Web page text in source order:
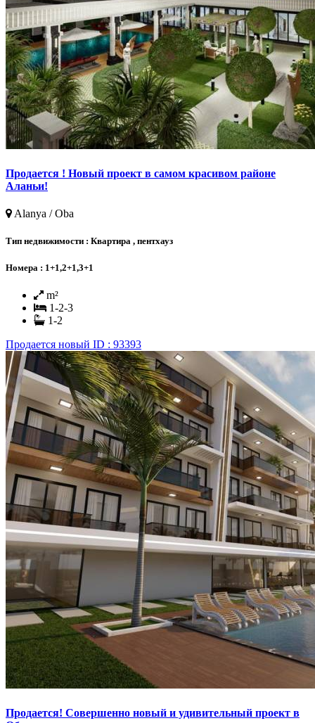
Продается ! Новый проект в самом красивом районе
Аланьи!
Alanya / Oba
Тип недвижимости : Квартира , пентхауз
Номера : 1+1,2+1,3+1
m²
1-2-3
1-2
Продается новый ID : 93393
Продается! Совершенно новый и удивительный проект в